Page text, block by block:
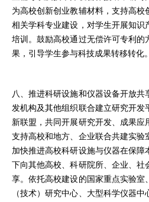
为高校创新创业教辅材料，支持高校
相关学科专业建设，对学生开展知识
培训。鼓励高校通过无偿许可专利的
果，引导学生参与科技成果转移转化。
八、推进科研设施和仪器设备开放
发机构及其他组织联合建立研究开发
新联盟，共同开展研究开发、成果应
支持高校和地方、企业联合共建实验
加快推进高校科研设施与仪器在保障
下向其他高校、科研院所、企业、社
享。依托高校建设的国家重点实验室
（技术）研究中心、大型科学仪器